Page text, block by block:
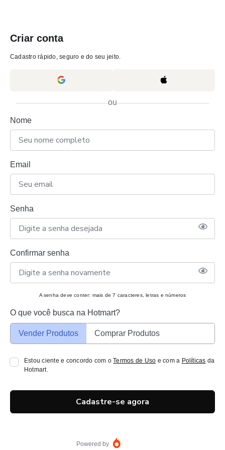
Criar conta
Cadastro rápido, seguro e do seu jeito.
ou
Nome
Email
Senha
Confirmar senha
A senha deve conter: mais de 7 caracteres, letras e números
O que você busca na Hotmart?
Vender Produtos Comprar Produtos
Estou ciente e concordo com oTermos de Uso e com a Políticas da
Hotmart.
Cadastre-se agora
Powered by